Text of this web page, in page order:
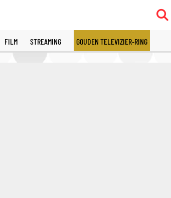
FILM STREAMING GOUDEN TELEVIZIER-RING